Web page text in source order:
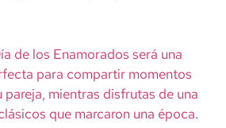
de los Enamorados será una
para compartir momentos
pareja, mientras disfrutas de una
que marcaron una época.